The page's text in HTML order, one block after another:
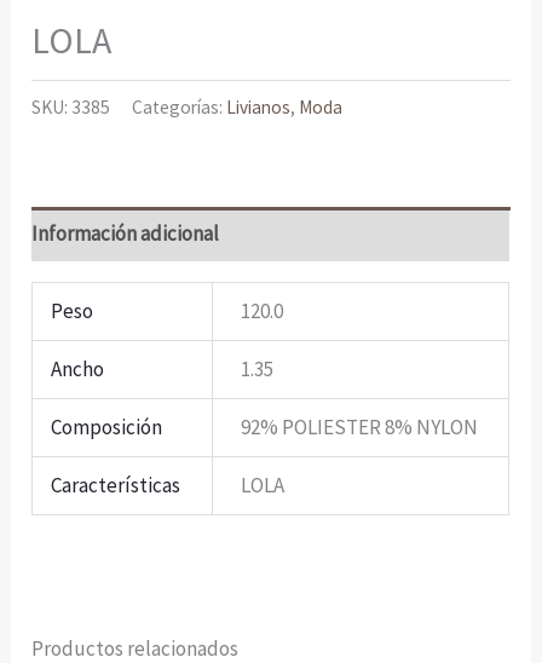
LOLA
SKU: 3385 Categorías: Livianos, Moda
Información adicional
Peso 120.0
Ancho 1.35
Composición 92% POLIESTER 8% NYLON
Características LOLA
Productos relacionados